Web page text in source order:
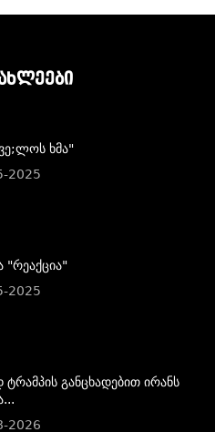
Ხმა"
2025
"რეაქცია"
2025
Განცხადებით Ირანს
2026